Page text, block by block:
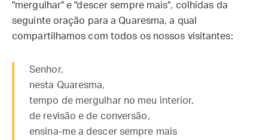
"mergulhar" e "descer sempre mais", colhidas da
seguinte oração para a Quaresma, a qual
compartilhamos com todos os nossos visitantes:
Senhor,
nesta Quaresma,
tempo de mergulhar no meu interior,
de revisão e de conversão,
ensina-me a descer sempre mais